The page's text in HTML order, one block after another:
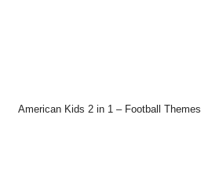
American Kids 2 in 1 – Football Themes